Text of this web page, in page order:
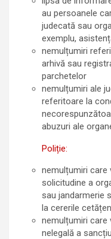
au persoanele
judecată sau
exemplu,
nemulțumiri
arhivă sau
parchetelor
nemulțumiri ale
referitoare la
abuzuri ale
Poliție:
nemulțumiri care
solicitudine a
sau jandarmerie
la cererile
nemulțumiri care
nelegală a